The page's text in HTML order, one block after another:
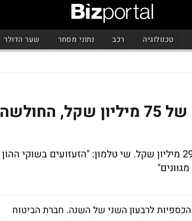
טכנולוגיה רכב נתוני מסחר שער הדולר
כלל ביטוח מסכמת רבעון: רווח של 75 מיליון שקל, החולשה
כלל ביטוח חתמה רבעון פושר עם הפסד כולל של 29 מיליון שקל. שי טלמון: "הזעזועים בשוקי ההון
לרבעון השני של השנה. חברת הביטוח